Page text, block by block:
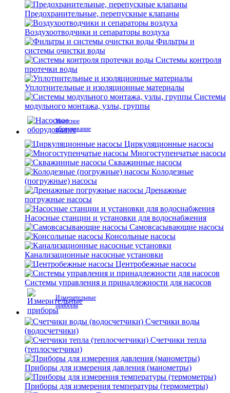
Предохранительные, перепускные клапаны
Воздухоотводчики и сепараторы воздуха
Фильтры и
системы очистки воды
Системы контроля
протечки воды
Уплотнительные и изоляционные материалы
Системы
модульного монтажа, узлы, группы
Насосное
оборудование
Циркуляционные насосы
Многоступенчатые насосы
Скважинные насосы
Колодезные
(погружные) насосы
Дренажные
погружные насосы
Насосные станции и установки для водоснабжения
Самовсасывающие насосы
Консольные насосы
Канализационные насосные установки
Центробежные насосы
Системы управления и принадлежности для насосов
Измерительные
приборы
Счетчики воды
(водосчетчики)
Счетчики тепла
(теплосчетчики)
Приборы для измерения давления (манометры)
Приборы для измерения температуры (термометры)